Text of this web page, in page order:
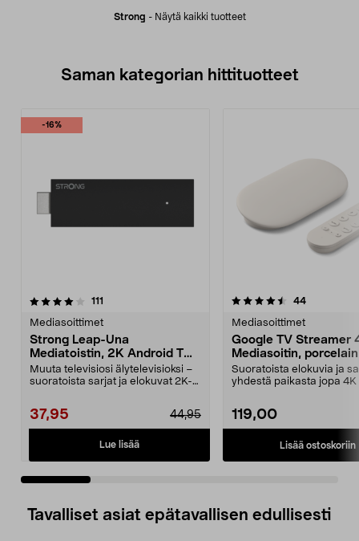
Strong - Näytä kaikki tuotteet
Saman kategorian hittituotteet
-16%
111
Mediasoittimet
Strong Leap-Una
Mediatoistin, 2K Android TV
ja Chromecast
Muuta televisiosi älytelevisioksi –
suoratoista sarjat ja elokuvat 2K-
37,95 44,95
Lue lisää
4.5 viidestä
44arvostelut
Mediasoittimet
Google TV Streamer
Mediasoitin, porcelain
Suoratoista elokuvia ja
yhdestä paikasta jopa 4K
119,00
Lisää ostoskoriin
4.5 viidestä
Tavalliset asiat epätavallisen edullisesti